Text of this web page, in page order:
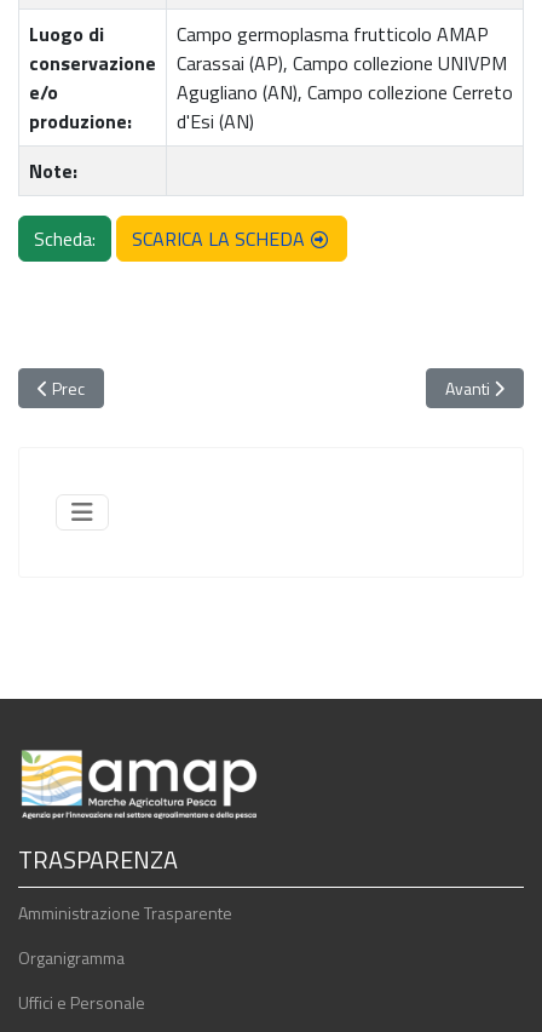
Luogo di
conservazione
e/o
produzione:
Campo germoplasma frutticolo AMAP
Carassai (AP), Campo collezione UNIVPM
Agugliano (AN), Campo collezione Cerreto
d'Esi (AN)
Note:
Scheda: SCARICA LA SCHEDA
Articolo precedente: 054. Mela del Papa
Prec Articolo
Avanti
TRASPARENZA
Amministrazione Trasparente
Organigramma
Uffici e Personale